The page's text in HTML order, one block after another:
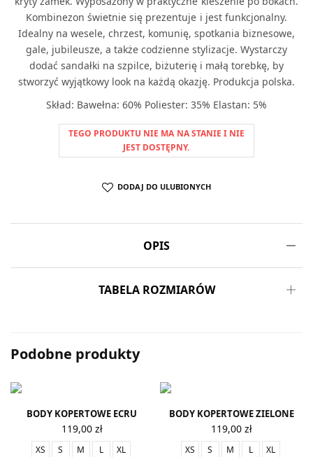
Kombinezon świetnie się prezentuje i jest funkcjonalny.
Idealny na wesele, chrzest, komunię, spotkania biznesowe,
gale, jubileusze, a także codzienne stylizacje. Wystarczy
dodać sandałki na szpilce, biżuterię i małą torebkę, by
stworzyć wyjątkowy look na każdą okazję. Produkcja polska.
Skład: Bawełna: 60% Poliester: 35% Elastan: 5%
TEGO PRODUKTU NIE MA NA STANIE I NIE
JEST DOSTĘPNY.
DODAJ DO ULUBIONYCH
OPIS
TABELA ROZMIARÓW
Podobne produkty
BODY KOPERTOWE ECRU
119,00 zł
XS S M L
XL
BODY KOPERTOWE ZIELONE
119,00 zł
XS S M L
XL